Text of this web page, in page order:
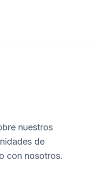
nuestros
de
con nosotros.